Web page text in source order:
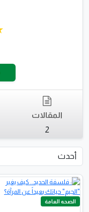
المقالات
2
الصحه العامة